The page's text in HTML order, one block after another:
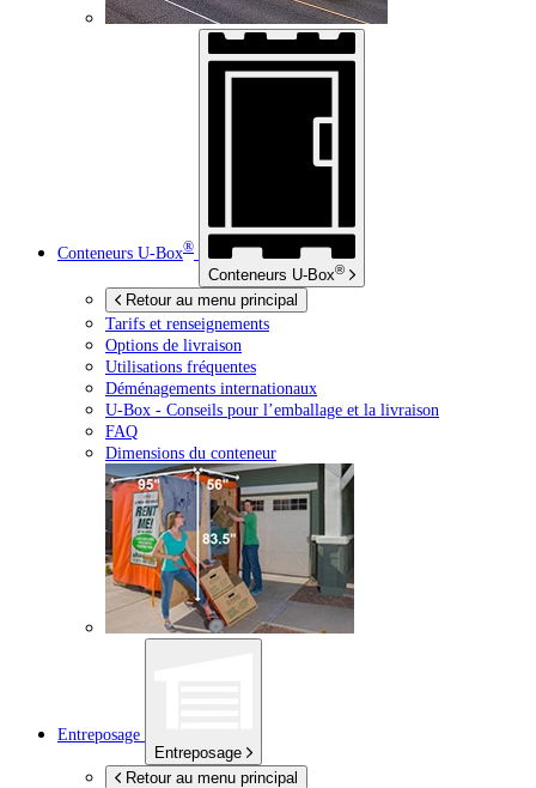
Conteneurs U-Box®
Conteneurs U-Box®
Retour au menu principal
Tarifs et renseignements
Options de livraison
Utilisations fréquentes
Déménagements internationaux
U-Box - Conseils pour l’emballage et la livraison
FAQ
Dimensions du conteneur
Entreposage
Entreposage
Retour au menu principal